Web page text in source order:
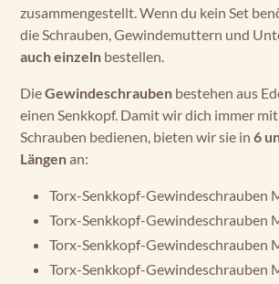
zusammengestellt. Wenn du kein Set
die Schrauben, Gewindemuttern und
auch einzeln bestellen.
DieGewindeschrauben bestehen aus
einen Senkkopf. Damit wir dich immer
Schrauben bedienen, bieten wir sie in 6
Längenan:
Torx-Senkkopf-Gewindeschrauben
Torx-Senkkopf-Gewindeschrauben
Torx-Senkkopf-Gewindeschrauben
Torx-Senkkopf-Gewindeschrauben